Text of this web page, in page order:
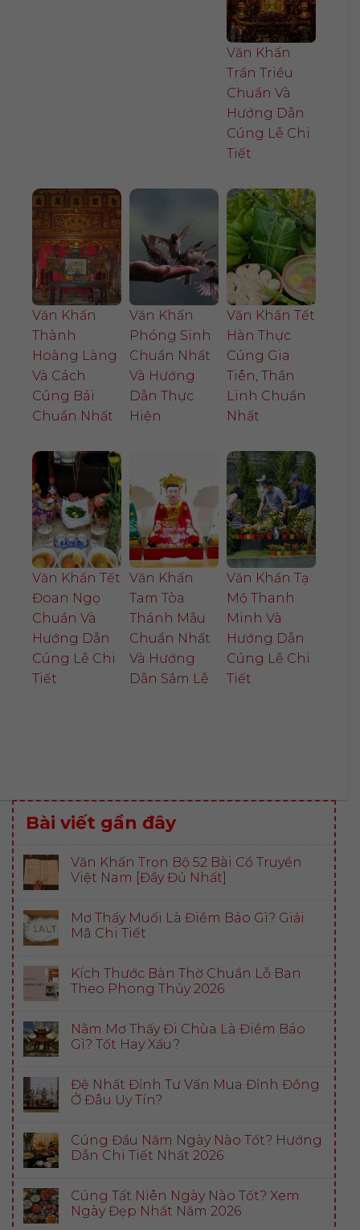
Văn Khấn
Trần Triều
Chuẩn Và
Hướng Dẫn
Cúng Lễ Chi
Tiết
Văn Khấn
Thành
Hoàng Làng
Và Cách
Cúng Bái
Chuẩn Nhất
Văn Khấn
Phóng Sinh
Chuẩn Nhất
Và Hướng
Dẫn Thực
Hiện
Văn Khấn Tết
Hàn Thực
Cúng Gia
Tiên, Thần
Linh Chuẩn
Nhất
Văn Khấn Tết
Đoan Ngọ
Chuẩn Và
Hướng Dẫn
Cúng Lễ Chi
Tiết
Văn Khấn
Tam Tòa
Thánh Mẫu
Chuẩn Nhất
Và Hướng
Dẫn Sắm Lễ
Văn Khấn Tạ
Mộ Thanh
Minh Và
Hướng Dẫn
Cúng Lễ Chi
Tiết
Bài viết gần đây
Văn Khấn Trọn Bộ 52 Bài Cổ Truyền
Việt Nam [Đầy Đủ Nhất]
Mơ Thấy Muối Là Điềm Báo Gì? Giải
Mã Chi Tiết
Kích Thước Bàn Thờ Chuẩn Lỗ Ban
Theo Phong Thủy 2026
Nằm Mơ Thấy Đi Chùa Là Điềm Báo
Gì? Tốt Hay Xấu?
Đệ Nhất Đỉnh Tư Vấn Mua Đỉnh Đồng
Ở Đâu Uy Tín?
Cúng Đầu Năm Ngày Nào Tốt? Hướng
Dẫn Chi Tiết Nhất 2026
Cúng Tất Niên Ngày Nào Tốt? Xem
Ngày Đẹp Nhất Năm 2026